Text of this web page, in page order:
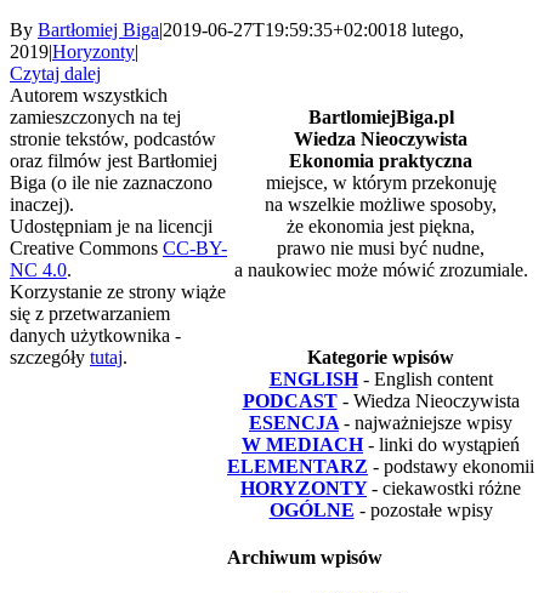
By Bartłomiej Biga|2019-06-27T19:59:35+02:0018 lutego,
2019|Horyzonty|
Czytaj dalej
BartlomiejBiga.pl
Wiedza Nieoczywista
Ekonomia praktyczna
miejsce, w którym przekonuję
na wszelkie możliwe sposoby,
że ekonomia jest piękna,
prawo nie musi być nudne,
a naukowiec może mówić zrozumiale.
Kategorie wpisów
ENGLISH - English content
PODCAST - Wiedza Nieoczywista
ESENCJA - najważniejsze wpisy
W MEDIACH - linki do wystąpień
ELEMENTARZ - podstawy ekonomii
HORYZONTY - ciekawostki różne
OGÓLNE - pozostałe wpisy
Archiwum wpisów
Autorem wszystkich
zamieszczonych na tej
stronie tekstów, podcastów
oraz filmów jest Bartłomiej
Biga (o ile nie zaznaczono
inaczej).
Udostępniam je na licencji
Creative Commons CC-BY-
NC 4.0.
Korzystanie ze strony wiąże
się z przetwarzaniem
danych użytkownika -
szczegóły tutaj.